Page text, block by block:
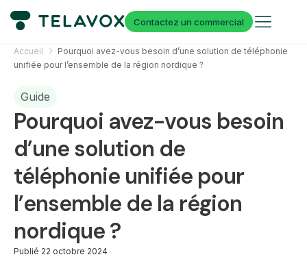
Contactez un commercial
Accueil
Pourquoi avez-vous besoin d’une solution de téléphonie
unifiée pour l’ensemble de la région nordique ?
Guide
Pourquoi avez-vous besoin
d’une solution de
téléphonie unifiée pour
l’ensemble de la région
nordique ?
Publié 22 octobre 2024